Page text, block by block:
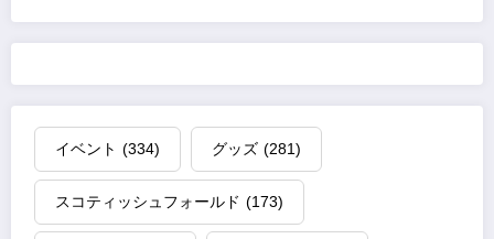
イベント (334) グッズ (281)
スコティッシュフォールド (173)